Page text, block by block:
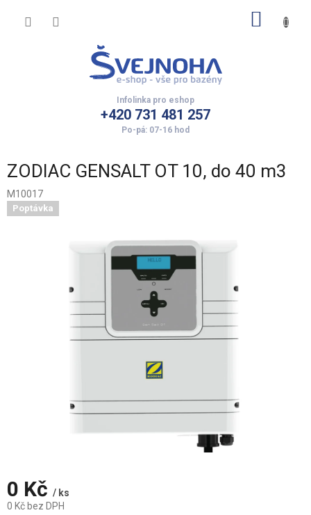
+420 731 481 257
ZODIAC GENSALT OT 10, do 40 m3
M10017
Poptávka
0 Kč / ks
0 Kč bez DPH